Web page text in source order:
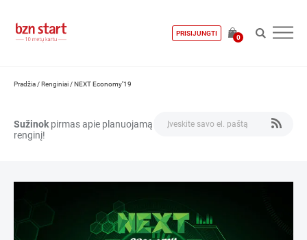
PRISIJUNGTI
0
Pradžia /Renginiai /NEXT Economy’19
Sužinok pirmas apie planuojamą
renginį!